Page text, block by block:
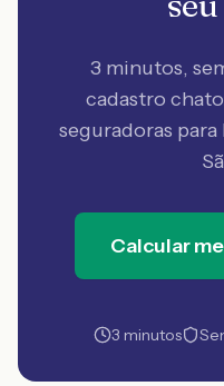
3 minutos,
cadastro
seguradoras para
Calcular
3 minutos